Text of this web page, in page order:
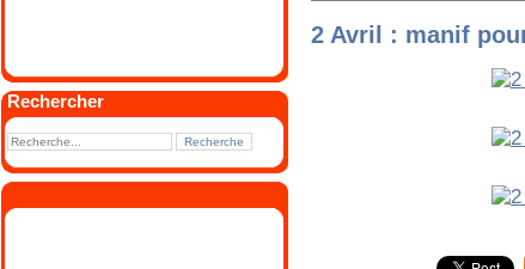
Rechercher
2 Avril : manif